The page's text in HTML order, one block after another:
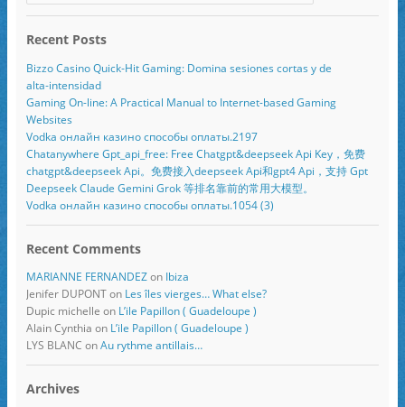
Recent Posts
Bizzo Casino Quick‑Hit Gaming: Domina sesiones cortas y de
alta‑intensidad
Gaming On-line: A Practical Manual to Internet-based Gaming
Websites
Vodka онлайн казино способы оплаты.2197
Chatanywhere Gpt_api_free: Free Chatgpt&deepseek Api Key，免费
chatgpt&deepseek Api。免费接入deepseek Api和gpt4 Api，支持 Gpt
Deepseek Claude Gemini Grok 等排名靠前的常用大模型。
Vodka онлайн казино способы оплаты.1054 (3)
Recent Comments
MARIANNE FERNANDEZon Ibiza
Jenifer DUPONTon Les îles vierges… What else?
Dupic michelle on L’ile Papillon ( Guadeloupe )
Alain Cynthia on L’ile Papillon ( Guadeloupe )
LYS BLANC onAu rythme antillais…
Archives